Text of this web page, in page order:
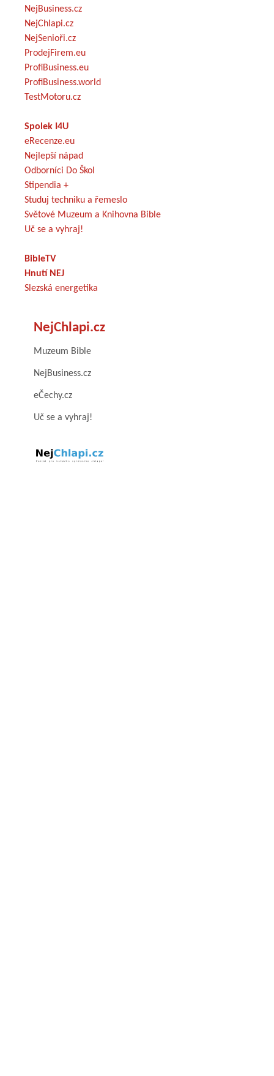
NejBusiness.cz
NejChlapi.cz
NejSenioři.cz
ProdejFirem.eu
ProfiBusiness.eu
ProfiBusiness.world
TestMotoru.cz
Spolek I4U
eRecenze.eu
Nejlepší nápad
Odborníci Do Škol
Stipendia +
Studuj techniku a řemeslo
Světové Muzeum a Knihovna Bible
Uč se a vyhraj!
BibleTV
Hnutí NEJ
Slezská energetika
NejChlapi.cz
Muzeum Bible
NejBusiness.cz
eČechy.cz
Uč se a vyhraj!